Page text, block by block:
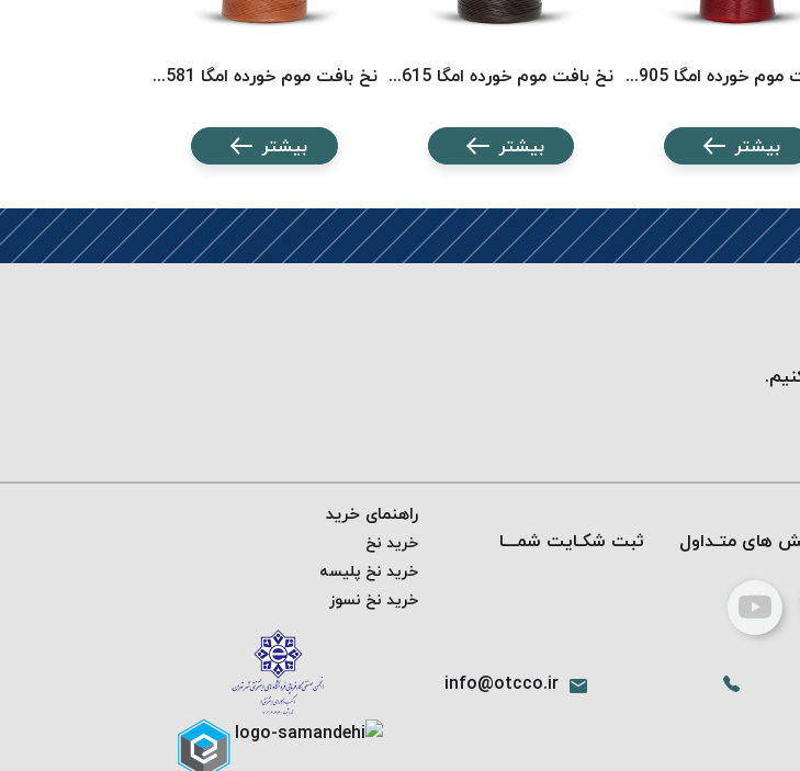
نخ بافت موم خورده امگا 2905 (500 متری) OMEGA
بیشتر
نخ بافت موم خورده امگا 6615 (500 متری) OMEGA
بیشتر
نخ بافت موم خورده امگا 6581 (500 متری) OMEGA
بیشتر
های متـداول ثبت شکـایت شمـــا
info@otcco.ir
راهنمای خرید
خرید نخ
خرید نخ پلیسه
خرید نخ نسوز